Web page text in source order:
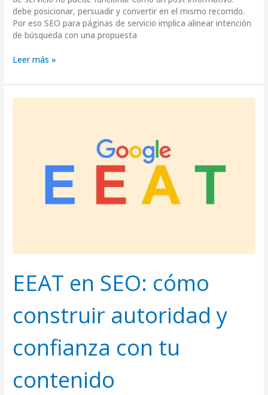
debe posicionar, persuadir y convertir en el mismo recorrido.
Por eso SEO para páginas de servicio implica alinear intención
de búsqueda con una propuesta
Leer más »
EEAT en SEO: cómo
construir autoridad y
confianza con tu
contenido
EEAT